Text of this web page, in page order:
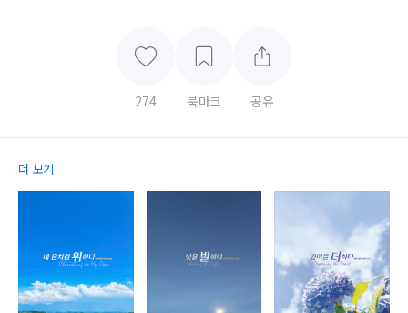
274 북마크 공유
더 보기